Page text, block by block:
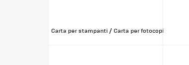
Carta per stampanti / Carta per fotocopie